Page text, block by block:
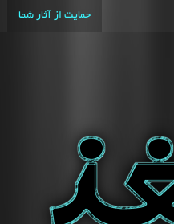
حمایت از آثار شما